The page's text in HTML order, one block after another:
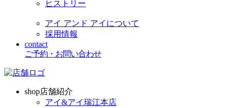
ヒストリー
アイ アンド アイについて
採用情報
contact
ご予約・お問い合わせ
shop店舗紹介
アイ&アイ瑞江本店